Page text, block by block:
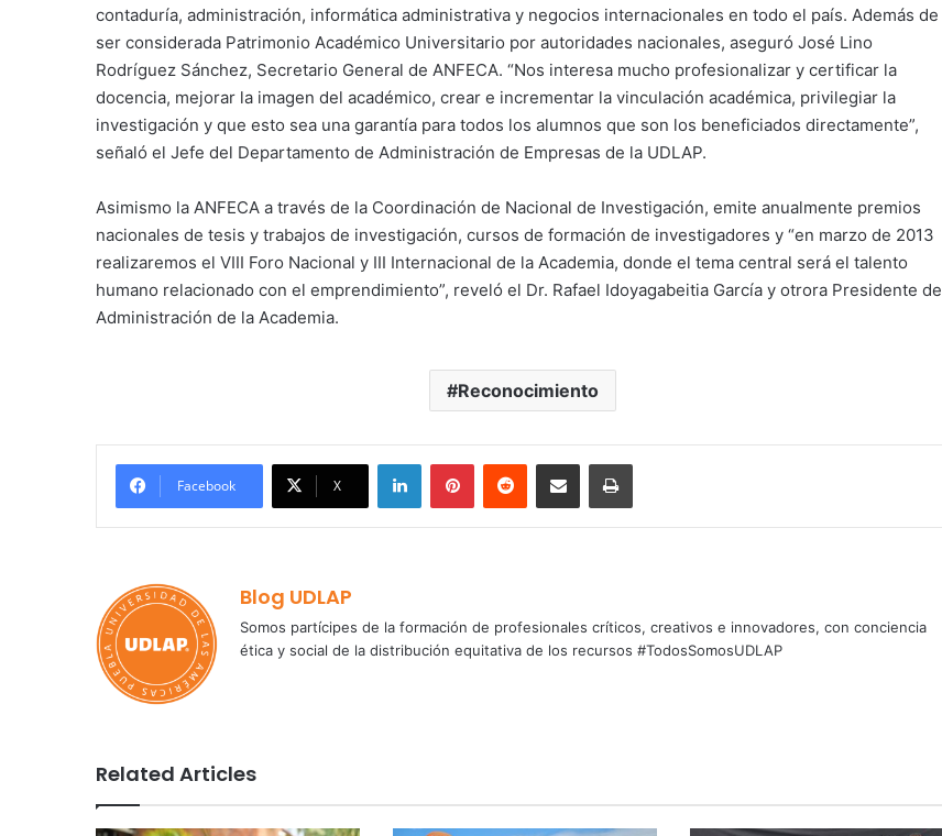
contaduría, administración, informática administrativa y negocios internacionales en todo el país. Además de
ser considerada Patrimonio Académico Universitario por autoridades nacionales, aseguró José Lino
Rodríguez Sánchez, Secretario General de ANFECA. “Nos interesa mucho profesionalizar y certificar la
docencia, mejorar la imagen del académico, crear e incrementar la vinculación académica, privilegiar la
investigación y que esto sea una garantía para todos los alumnos que son los beneficiados directamente”,
señaló el Jefe del Departamento de Administración de Empresas de la UDLAP.
Asimismo la ANFECA a través de la Coordinación de Nacional de Investigación, emite anualmente premios
nacionales de tesis y trabajos de investigación, cursos de formación de investigadores y “en marzo de 2013
realizaremos el VIII Foro Nacional y III Internacional de la Academia, donde el tema central será el talento
humano relacionado con el emprendimiento”, reveló el Dr. Rafael Idoyagabeitia García y otrora Presidente de
Administración de la Academia.
Reconocimiento
Facebook X
LinkedInPinterestReddit Share via Email Print
Blog UDLAP
Somos partícipes de la formación de profesionales críticos, creativos e innovadores, con conciencia
ética y social de la distribución equitativa de los recursos #TodosSomosUDLAP
Related Articles